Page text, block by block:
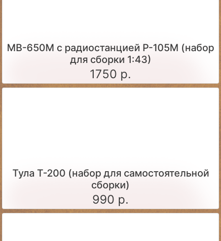
МВ-650М с радиостанцией Р-105М (набор
для сборки 1:43)
1750 р.
Тула Т-200 (набор для самостоятельной
сборки)
990 р.